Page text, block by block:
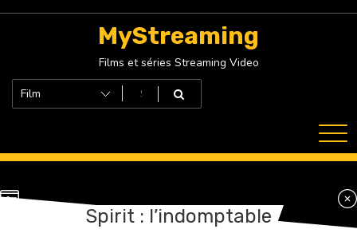
MyStreaming
Films et séries Streaming Video
Spirit : l’indomptable